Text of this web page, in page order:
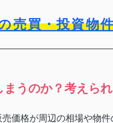
売買・投資物
うのか？考えら
価格が周辺の相場や物